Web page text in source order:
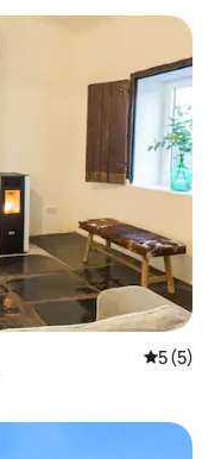
5 de
5 (5)